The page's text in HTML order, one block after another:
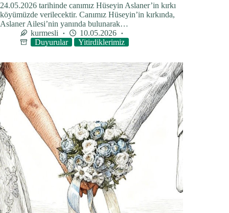
24.05.2026 tarihinde canımız Hüseyin Aslaner’in kırkı
köyümüzde verilecektir. Canımız Hüseyin’in kırkında,
Aslaner Ailesi’nin yanında bulunarak…
kurmesli
10.05.2026
Duyurular
Yitirdiklerimiz